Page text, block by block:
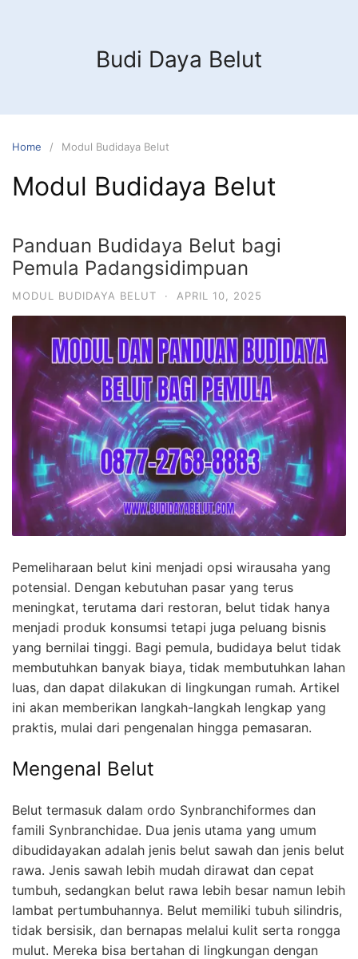
Budi Daya Belut
Home Modul Budidaya Belut
Modul Budidaya Belut
Panduan Budidaya Belut bagi
Pemula Padangsidimpuan
MODUL BUDIDAYA BELUT · APRIL 10, 2025
Pemeliharaan belut kini menjadi opsi wirausaha yang
potensial. Dengan kebutuhan pasar yang terus
meningkat, terutama dari restoran, belut tidak hanya
menjadi produk konsumsi tetapi juga peluang bisnis
yang bernilai tinggi. Bagi pemula, budidaya belut tidak
membutuhkan banyak biaya, tidak membutuhkan lahan
luas, dan dapat dilakukan di lingkungan rumah. Artikel
ini akan memberikan langkah-langkah lengkap yang
praktis, mulai dari pengenalan hingga pemasaran.
Mengenal Belut
Belut termasuk dalam ordo Synbranchiformes dan
famili Synbranchidae. Dua jenis utama yang umum
dibudidayakan adalah jenis belut sawah dan jenis belut
rawa. Jenis sawah lebih mudah dirawat dan cepat
tumbuh, sedangkan belut rawa lebih besar namun lebih
lambat pertumbuhannya. Belut memiliki tubuh silindris,
tidak bersisik, dan bernapas melalui kulit serta rongga
mulut. Mereka bisa bertahan di lingkungan dengan